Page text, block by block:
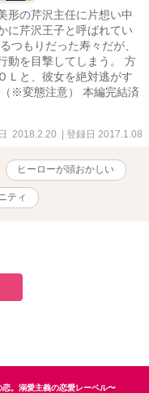
形の芹沢主任に片想い中
に芹沢王子と呼ばれてい
つもりだった寿々だが、
動を目撃してしまう。 方
Ｌと、彼女を絶対逃がす
※変態注意） 本編完結済
2018.2.20 | 登録日 2017.1.08
ヒーローが頭おかしい
ティ
。溺愛主義の恋愛レーベル〜